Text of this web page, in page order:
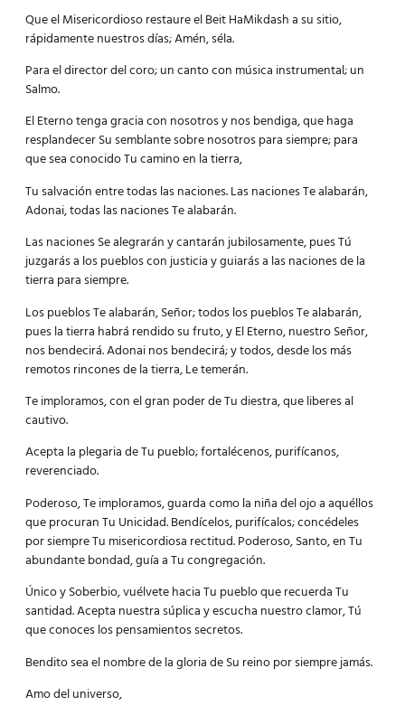
Que el Misericordioso restaure el Beit HaMikdash a su sitio,
rápidamente nuestros días; Amén, séla.
Para el director del coro; un canto con música instrumental; un
Salmo.
El Eterno tenga gracia con nosotros y nos bendiga, que haga
resplandecer Su semblante sobre nosotros para siempre; para
que sea conocido Tu camino en la tierra,
Tu salvación entre todas las naciones. Las naciones Te alabarán,
Adonai, todas las naciones Te alabarán.
Las naciones Se alegrarán y cantarán jubilosamente, pues Tú
juzgarás a los pueblos con justicia y guiarás a las naciones de la
tierra para siempre.
Los pueblos Te alabarán, Señor; todos los pueblos Te alabarán,
pues la tierra habrá rendido su fruto, y El Eterno, nuestro Señor,
nos bendecirá. Adonai nos bendecirá; y todos, desde los más
remotos rincones de la tierra, Le temerán.
Te imploramos, con el gran poder de Tu diestra, que liberes al
cautivo.
Acepta la plegaria de Tu pueblo; fortalécenos, purifícanos,
reverenciado.
Poderoso, Te imploramos, guarda como la niña del ojo a aquéllos
que procuran Tu Unicidad. Bendícelos, purifícalos; concédeles
por siempre Tu misericordiosa rectitud. Poderoso, Santo, en Tu
abundante bondad, guía a Tu congregación.
Único y Soberbio, vuélvete hacia Tu pueblo que recuerda Tu
santidad. Acepta nuestra súplica y escucha nuestro clamor, Tú
que conoces los pensamientos secretos.
Bendito sea el nombre de la gloria de Su reino por siempre jamás.
Amo del universo,